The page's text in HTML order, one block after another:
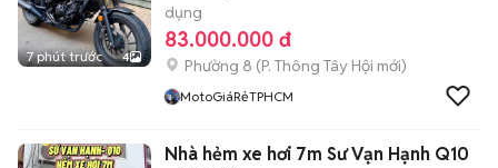
7 phút trước 4
dụng
83.000.000 đ
Phường 8 (P. Thông Tây Hội mới)
MotoGiáRẻTPHCM
Nhà hẻm xe hơi 7m Sư Vạn Hạnh Q10